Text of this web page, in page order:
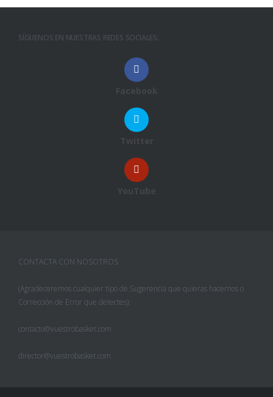
SÍGUENOS EN NUESTRAS REDES SOCIALES:
Facebook
Twitter
YouTube
CONTACTA CON NOSOTROS
(Agradeceremos cualquier tipo de Sugerencia que quieras hacernos o
Corrección de Error que detectes):
contacto@vuestrobasket.com
director@vuestrobasket.com